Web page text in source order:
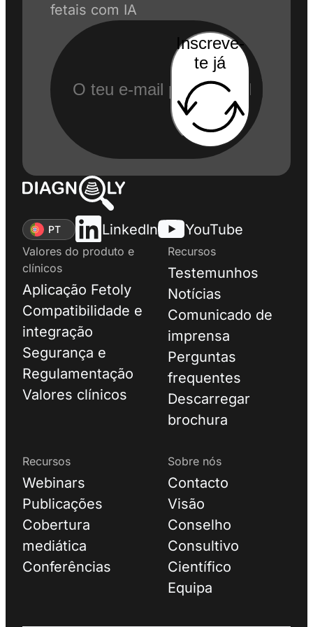
fetais com IA
Inscreve-
te já
PT LinkedIn YouTube
Valores do produto e
clínicos
Aplicação Fetoly
Compatibilidade e
integração
Segurança e
Regulamentação
Valores clínicos
Recursos
Testemunhos
Notícias
Comunicado de
imprensa
Perguntas
frequentes
Descarregar
brochura
Recursos
Webinars
Publicações
Cobertura
mediática
Conferências
Sobre nós
Contacto
Visão
Conselho
Consultivo
Científico
Equipa